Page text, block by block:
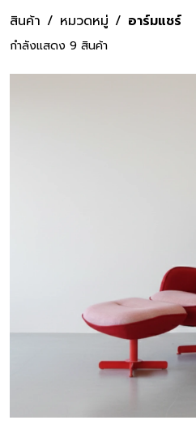
สินค้า หมวดหมู่ อาร์มแชร์
กำลังแสดง 9 สินค้า